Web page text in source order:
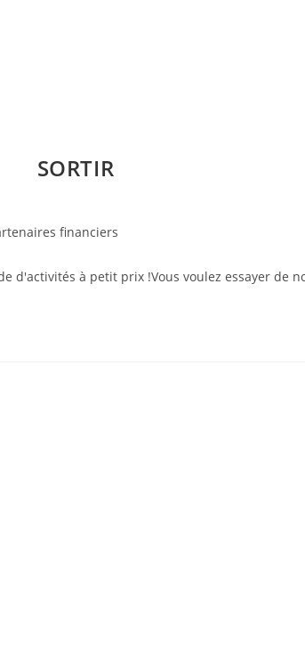
SORTIR
financiers
à petit prix !Vous voulez essayer de